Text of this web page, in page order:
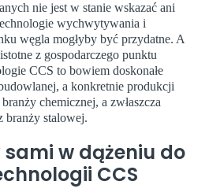
nie jest w stanie wskazać ani
wychwytywania i
węgla mogłyby być przydatne. A
z gospodarczego punktu
CCS to bowiem doskonałe
a konkretnie produkcji
chemicznej, a zwłaszcza
branży stalowej.
sami w dążeniu do
CCS